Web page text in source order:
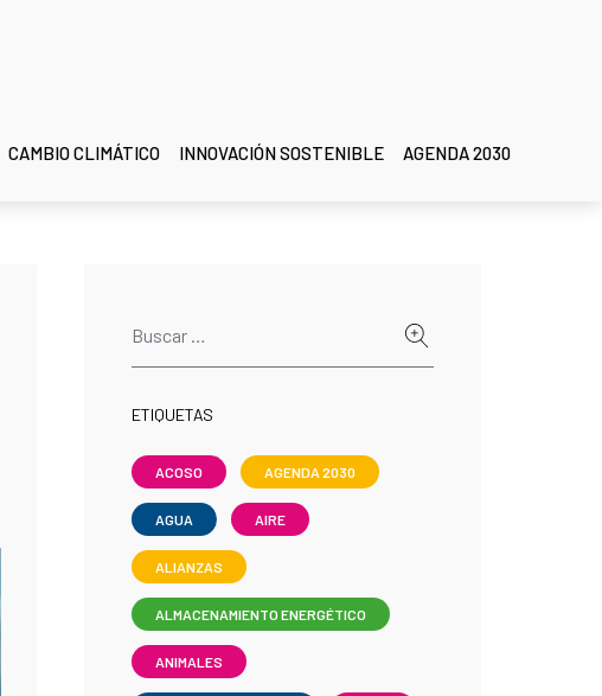
CAMBIO CLIMÁTICO INNOVACIÓN SOSTENIBLE AGENDA 2030
ETIQUETAS
ACOSO AGENDA 2030
AGUA AIRE
ALIANZAS
ALMACENAMIENTO ENERGÉTICO
ANIMALES